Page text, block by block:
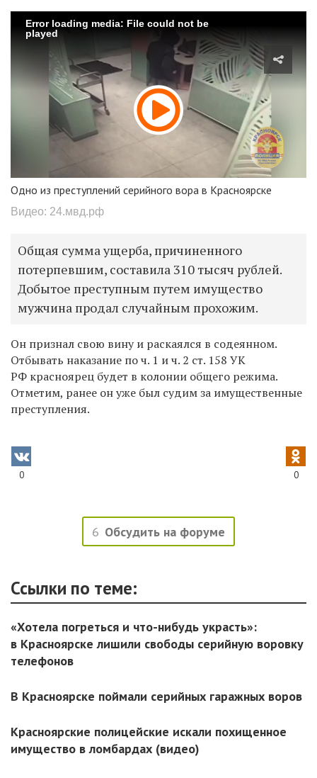
Error loading media: File could not be
played
Одно из преступлений серийного вора в Красноярске
Видео: 24.мвд.рф
Общая сумма ущерба, причиненного
потерпевшим, составила 310 тысяч рублей.
Добытое преступным путем имущество
мужчина продал случайным прохожим.
Он признал свою вину и раскаялся в содеянном.
Отбывать наказание по ч. 1 и ч. 2 ст. 158 УК
РФ красноярец будет в колонии общего режима.
Отметим, ранее он уже был судим за имущественные
преступления.
0 0
6 Обсудить на форуме
Ссылки по теме:
«Хотела погреться и что-нибудь украсть»:
в Красноярске лишили свободы серийную воровку
телефонов
В Красноярске поймали серийных гаражных воров
Красноярские полицейские искали похищенное
имущество в ломбардах (видео)